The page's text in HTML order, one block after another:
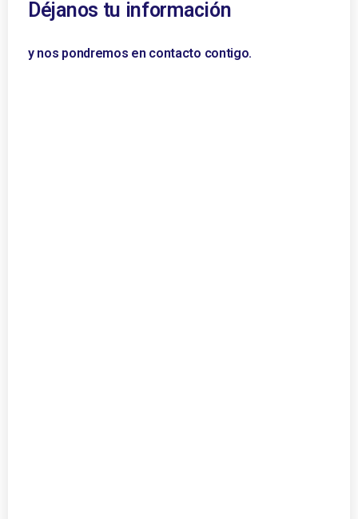
Déjanos tu información
y nos pondremos en contacto contigo.